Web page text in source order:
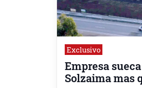
Exclusivo
Empresa
Solzaima mas